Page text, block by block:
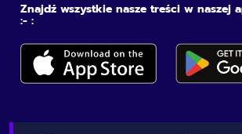
Znajdź wszystkie nasze treści w naszej
:- :